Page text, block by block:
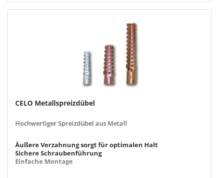
CELO Metallspreizdübel
Hochwertiger Spreizdübel aus Metall
Äußere Verzahnung sorgt für optimalen Halt
Sichere Schraubenführung
Einfache Montage